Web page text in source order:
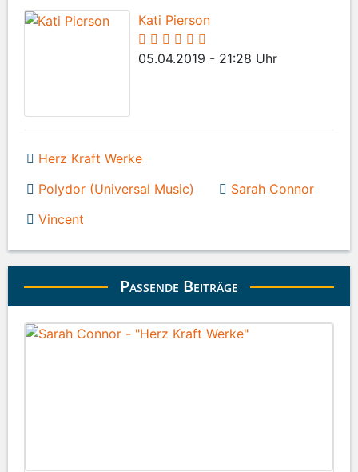
Kati Pierson
05.04.2019 - 21:28 Uhr
Herz Kraft Werke
Polydor (Universal Music)
Sarah Connor
Vincent
Passende Beiträge